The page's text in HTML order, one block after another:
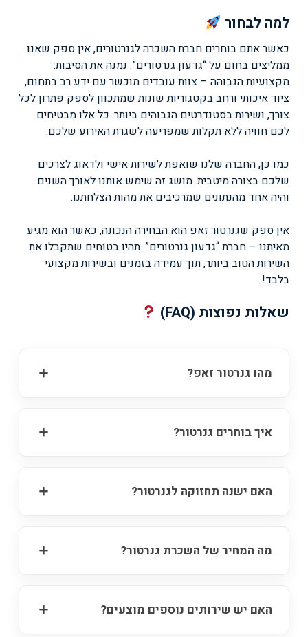
למה לבחור
כאשר אתם בוחרים חברת השכרה לגנרטורים, אין ספק שאנו
ממליצים בחום על “גדעון גנרטורים”. נמנה את הסיבות:
מקצועיות הגבוהה – צוות עובדים מוכשר עם ידע רב בתחום,
ציוד איכותי ורחב בקטגוריות שונות שמתכוון לספק פתרון לכל
צורך, ושירות בסטנדרטים הגבוהים ביותר. כל אלו מבטיחים
לכם חוויה ללא תקלות שמפריעה לשגרת האירוע שלכם.
כמו כן, החברה שלנו שואפת לשירות אישי ולדאוג לצרכים
שלכם בצורה מיטבית. מושג זה שימש אותנו לאורך השנים
והיה אחד מהנתונים שמרכיבים את מהות הצלחתנו.
אין ספק שגנרטור זאפ הוא הבחירה הנכונה, כאשר הוא מגיע
מאיתנו – חברת “גדעון גנרטורים”. תהיו בטוחים שתקבלו את
השירות הטוב ביותר, תוך עמידה בזמנים ובשירות מקצועי
בלבד!
שאלות נפוצות (FAQ)
מהו גנרטור זאפ?
איך בוחרים גנרטור?
האם ישנה תחזוקה לגנרטור?
מה המחיר של השכרת גנרטור?
האם יש שירותים נוספים מוצעים?